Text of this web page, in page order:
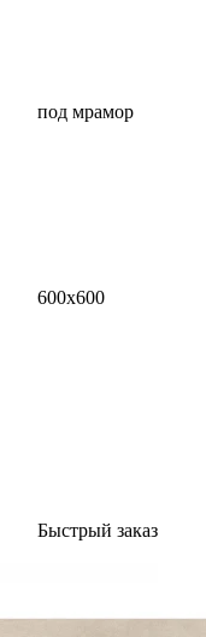
под мрамор
600х600
Быстрый заказ